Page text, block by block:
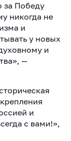
за Победу
никогда не
и
у новых
и
—
и
с вами!»,